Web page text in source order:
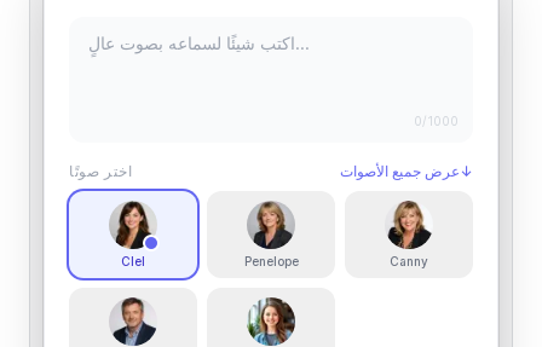
0/1000
اختر صوتًا عرض جميع الأصوات ↓
Clel Penelope Canny